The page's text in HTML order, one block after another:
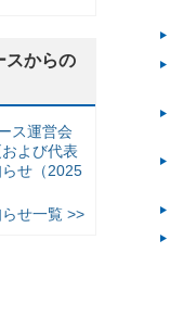
スからの
ス運営会
よび代表
せ（2025
せ一覧 >>